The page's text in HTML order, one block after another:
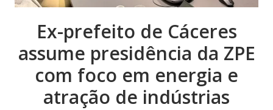
Ex-prefeito de Cáceres
assume presidência da ZPE
com foco em energia e
atração de indústrias